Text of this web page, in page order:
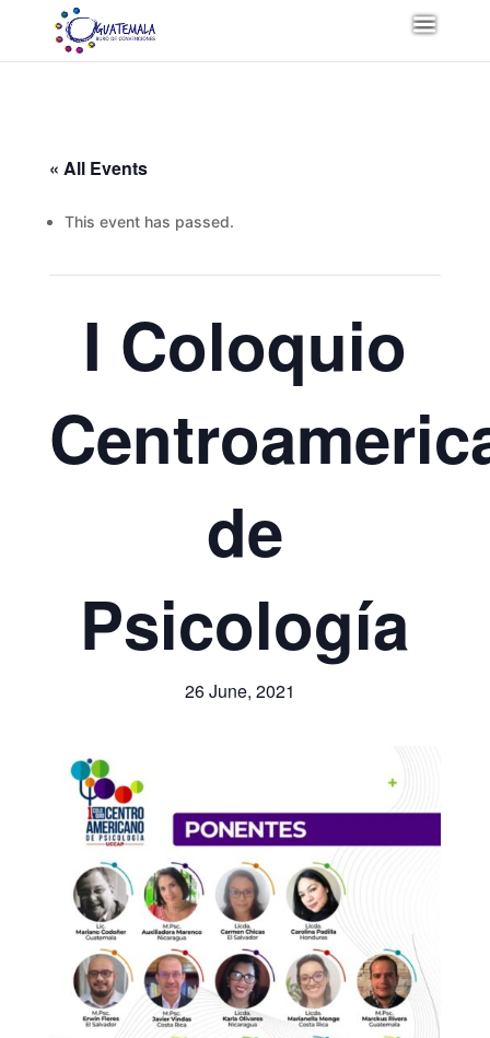
« All Events
This event has passed.
I Coloquio
de
Psicología
26 June, 2021